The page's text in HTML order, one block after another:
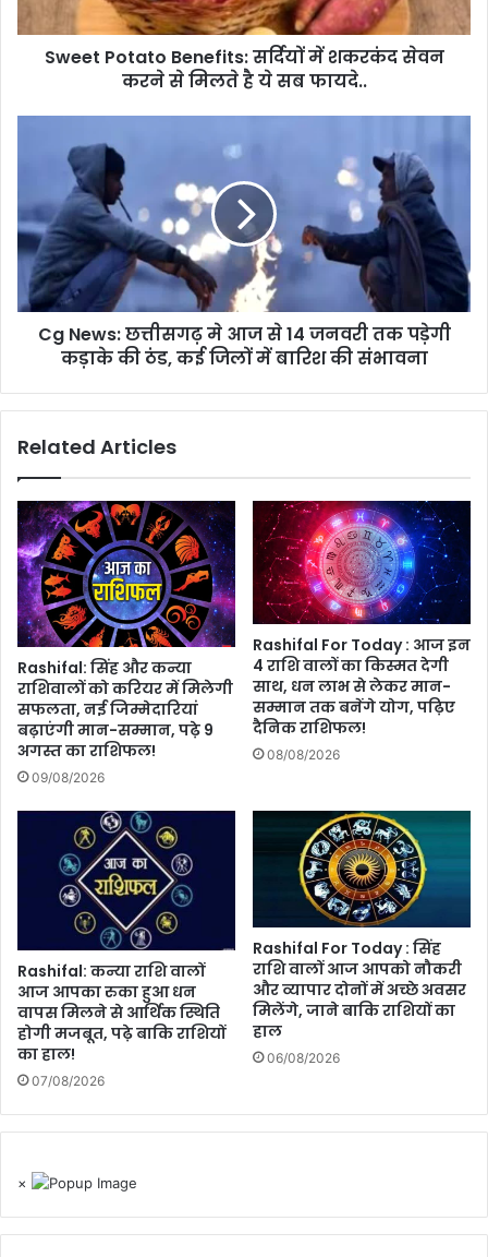
करने
से
Sweet Potato Benefits: सर्दियों में शकरकंद सेवन
करने से मिलते है ये सब फायदे..
आज
से
14
जनवरी
तक
पड़ेगी
जिलों
की
संभावना
Cg News: छत्तीसगढ़ मे आज से 14 जनवरी तक पड़ेगी
कड़ाके की ठंड, कई जिलों में बारिश की संभावना
Related Articles
Rashifal: सिंह और कन्या
राशिवालों को करियर में मिलेगी
सफलता, नई जिम्मेदारियां
बढ़ाएंगी मान-सम्मान, पढ़े 9
अगस्त का राशिफल!
09/08/2026
Rashifal For Today : आज इन
4 राशि वालों का किस्मत देगी
साथ, धन लाभ से लेकर मान-
सम्मान तक बनेंगे योग, पढ़िए
दैनिक राशिफल!
08/08/2026
Rashifal: कन्या राशि वालों
आज आपका रुका हुआ धन
वापस मिलने से आर्थिक स्थिति
होगी मजबूत, पढ़े बाकि राशियों
का हाल!
07/08/2026
Rashifal For Today : सिंह
राशि वालों आज आपको नौकरी
और व्यापार दोनों में अच्छे अवसर
मिलेंगे, जाने बाकि राशियों का
हाल
06/08/2026
×